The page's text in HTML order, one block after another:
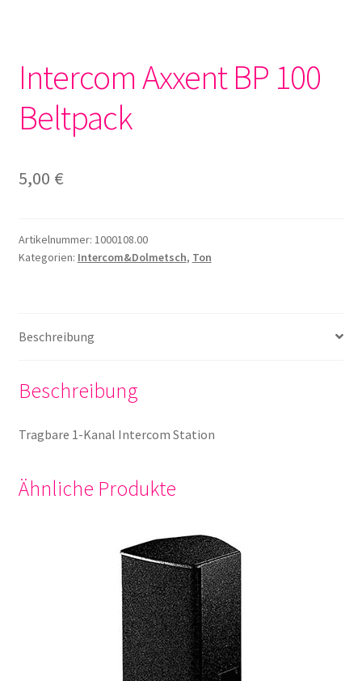
Intercom Axxent BP 100
Beltpack
5,00 €
Artikelnummer: 1000108.00
Kategorien: Intercom&Dolmetsch, Ton
Beschreibung
Beschreibung
Tragbare 1-Kanal Intercom Station
Ähnliche Produkte